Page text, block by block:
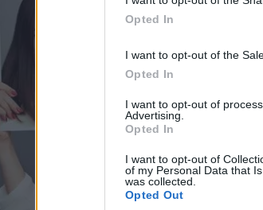
Opted In
I want to opt-out of the
Opted In
I want to opt-out of
Advertising.
Opted In
I want to opt-out of
of my Personal Data that
was collected.
Opted Out